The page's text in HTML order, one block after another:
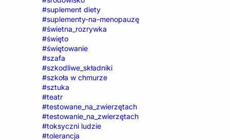
#suplement diety
#suplementy-na-menopauzę
#świetna_rozrywka
#święto
#świętowanie
#szafa
#szkodliwe_składniki
#szkoła w chmurze
#sztuka
#teatr
#testowane_na_zwierzętach
#testowanie_na_zwierzętach
#toksyczni ludzie
#tolerancja